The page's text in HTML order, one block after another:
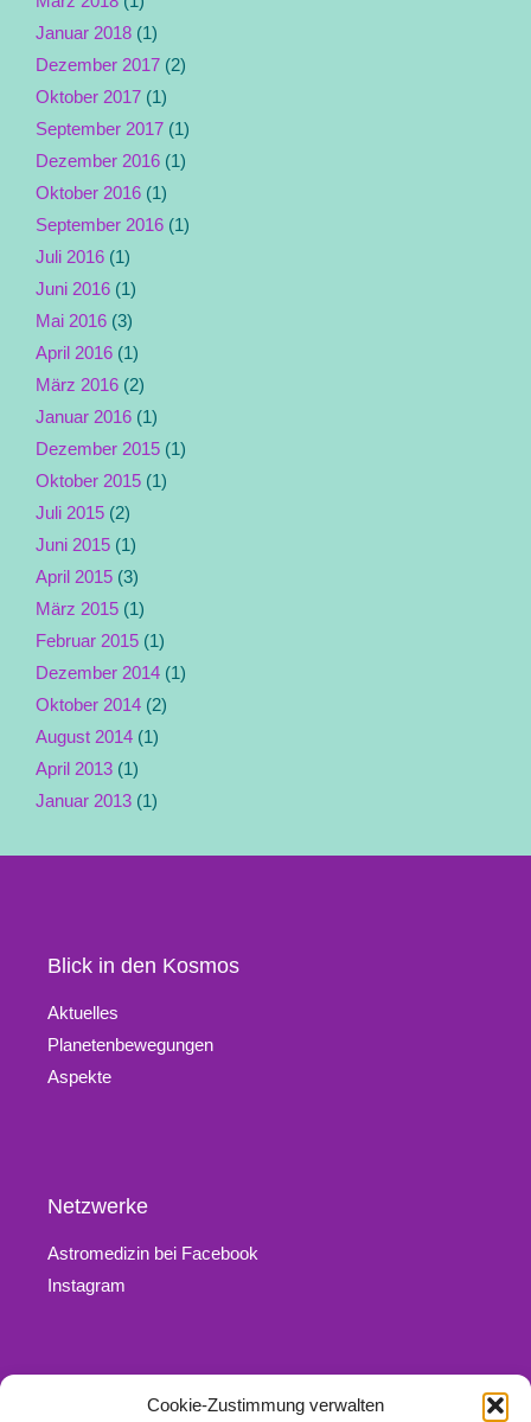
Cookie-Zustimmung verwalten
Januar 2018 (1)
Dezember 2017 (2)
Oktober 2017 (1)
September 2017 (1)
Dezember 2016 (1)
Oktober 2016 (1)
September 2016 (1)
Juli 2016 (1)
Juni 2016 (1)
Mai 2016 (3)
April 2016 (1)
März 2016 (2)
Januar 2016 (1)
Dezember 2015 (1)
Oktober 2015 (1)
Juli 2015 (2)
Juni 2015 (1)
April 2015 (3)
März 2015 (1)
Februar 2015 (1)
Dezember 2014 (1)
Oktober 2014 (2)
August 2014 (1)
April 2013 (1)
Januar 2013 (1)
Blick in den Kosmos
Aktuelles
Planetenbewegungen
Aspekte
Netzwerke
Astromedizin bei Facebook
Instagram
Rechtliches